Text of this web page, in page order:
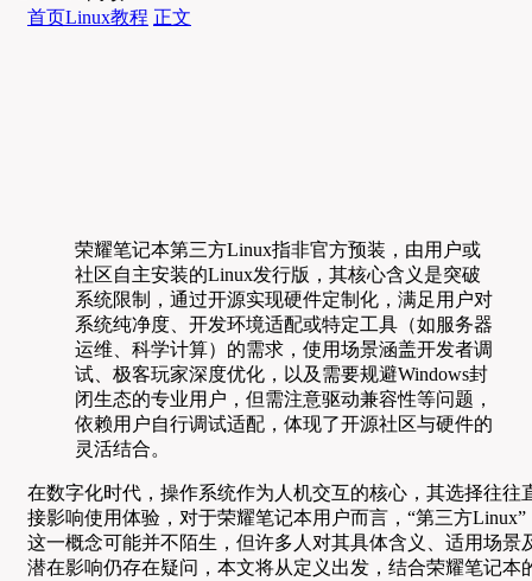
首页Linux教程 正文
荣耀笔记本第三方Linux指非官方预装，由用户或
社区自主安装的Linux发行版，其核心含义是突破
系统限制，通过开源实现硬件定制化，满足用户对
系统纯净度、开发环境适配或特定工具（如服务器
运维、科学计算）的需求，使用场景涵盖开发者调
试、极客玩家深度优化，以及需要规避Windows封
闭生态的专业用户，但需注意驱动兼容性等问题，
依赖用户自行调试适配，体现了开源社区与硬件的
灵活结合。
在数字化时代，操作系统作为人机交互的核心，其选择往往
接影响使用体验，对于荣耀笔记本用户而言，“第三方Linux”
这一概念可能并不陌生，但许多人对其具体含义、适用场景
潜在影响仍存在疑问，本文将从定义出发，结合荣耀笔记本